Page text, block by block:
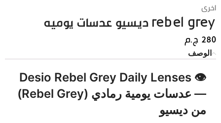
اخرى
rebel grey ديسيو عدسات يوميه
280ج.م
الوصف
👁️
Desio Rebel Grey Daily Lenses
— عدسات يومية رمادي (Rebel Grey)
من ديسيو